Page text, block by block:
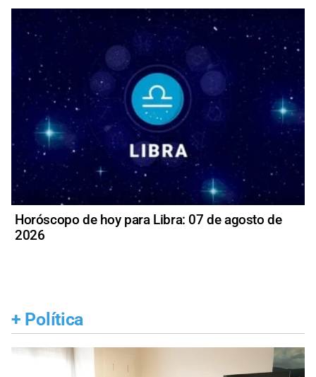
Horóscopo de hoy para Libra: 07 de agosto de
2026
+ Política